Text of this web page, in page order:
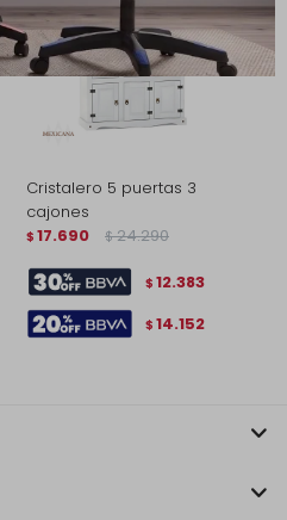
Cristalero 5 puertas 3
cajones
$ 17.690 $ 24.290
$ 12.383
$ 14.152